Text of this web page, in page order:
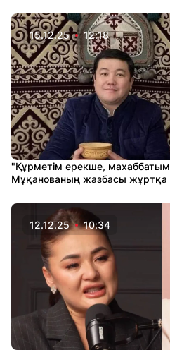
15.12.25 12:18
"Құрметім ерекше,
Мұқанованың жазбасы жұртқа
12.12.25 10:34